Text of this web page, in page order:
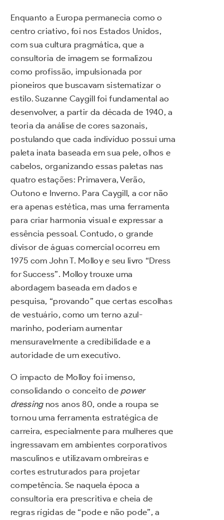
Enquanto a Europa permanecia como o
centro criativo, foi nos Estados Unidos,
com sua cultura pragmática, que a
consultoria de imagem se formalizou
como profissão, impulsionada por
pioneiros que buscavam sistematizar o
estilo. Suzanne Caygill foi fundamental ao
desenvolver, a partir da década de 1940, a
teoria da análise de cores sazonais,
postulando que cada indivíduo possui uma
paleta inata baseada em sua pele, olhos e
cabelos, organizando essas paletas nas
quatro estações: Primavera, Verão,
Outono e Inverno. Para Caygill, a cor não
era apenas estética, mas uma ferramenta
para criar harmonia visual e expressar a
essência pessoal. Contudo, o grande
divisor de águas comercial ocorreu em
1975 com John T. Molloy e seu livro “Dress
for Success”. Molloy trouxe uma
abordagem baseada em dados e
pesquisa, “provando” que certas escolhas
de vestuário, como um terno azul-
marinho, poderiam aumentar
mensuravelmente a credibilidade e a
autoridade de um executivo.
O impacto de Molloy foi imenso,
consolidando o conceito de power
dressingnos anos 80, onde a roupa se
tornou uma ferramenta estratégica de
carreira, especialmente para mulheres que
ingressavam em ambientes corporativos
masculinos e utilizavam ombreiras e
cortes estruturados para projetar
competência. Se naquela época a
consultoria era prescritiva e cheia de
regras rígidas de “pode e não pode”, a